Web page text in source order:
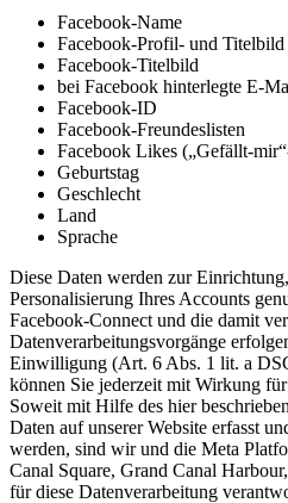
Facebook-Name
Facebook-Profil- und Titelbild
Facebook-Titelbild
bei Facebook hinterlegte E-
Facebook-ID
Facebook-Freundeslisten
Facebook Likes („Gefällt-
Geburtstag
Geschlecht
Land
Sprache
Diese Daten werden zur
Personalisierung Ihres Accounts
Facebook-Connect und die damit
Datenverarbeitungsvorgänge
Einwilligung (Art. 6 Abs. 1 lit. a
können Sie jederzeit mit Wirkung
Soweit mit Hilfe des hier
Daten auf unserer Website erfasst
werden, sind wir und die Meta
Canal Square, Grand Canal
für diese Datenverarbeitung